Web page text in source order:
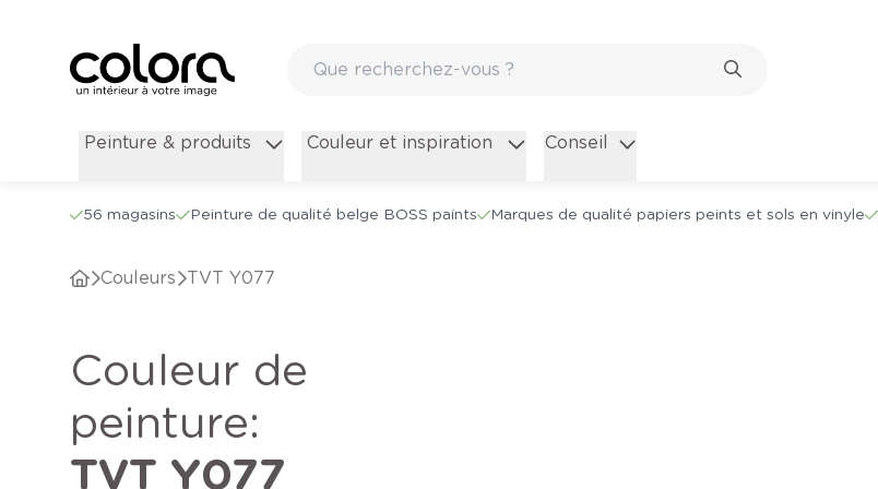
Peinture & produits Couleur et inspiration Conseil
56 magasins Peinture de qualité belge BOSS paints Marques de qualité papiers peints et sols en vinyle
Couleurs TVT Y077
Couleur de
peinture:
TVT Y077